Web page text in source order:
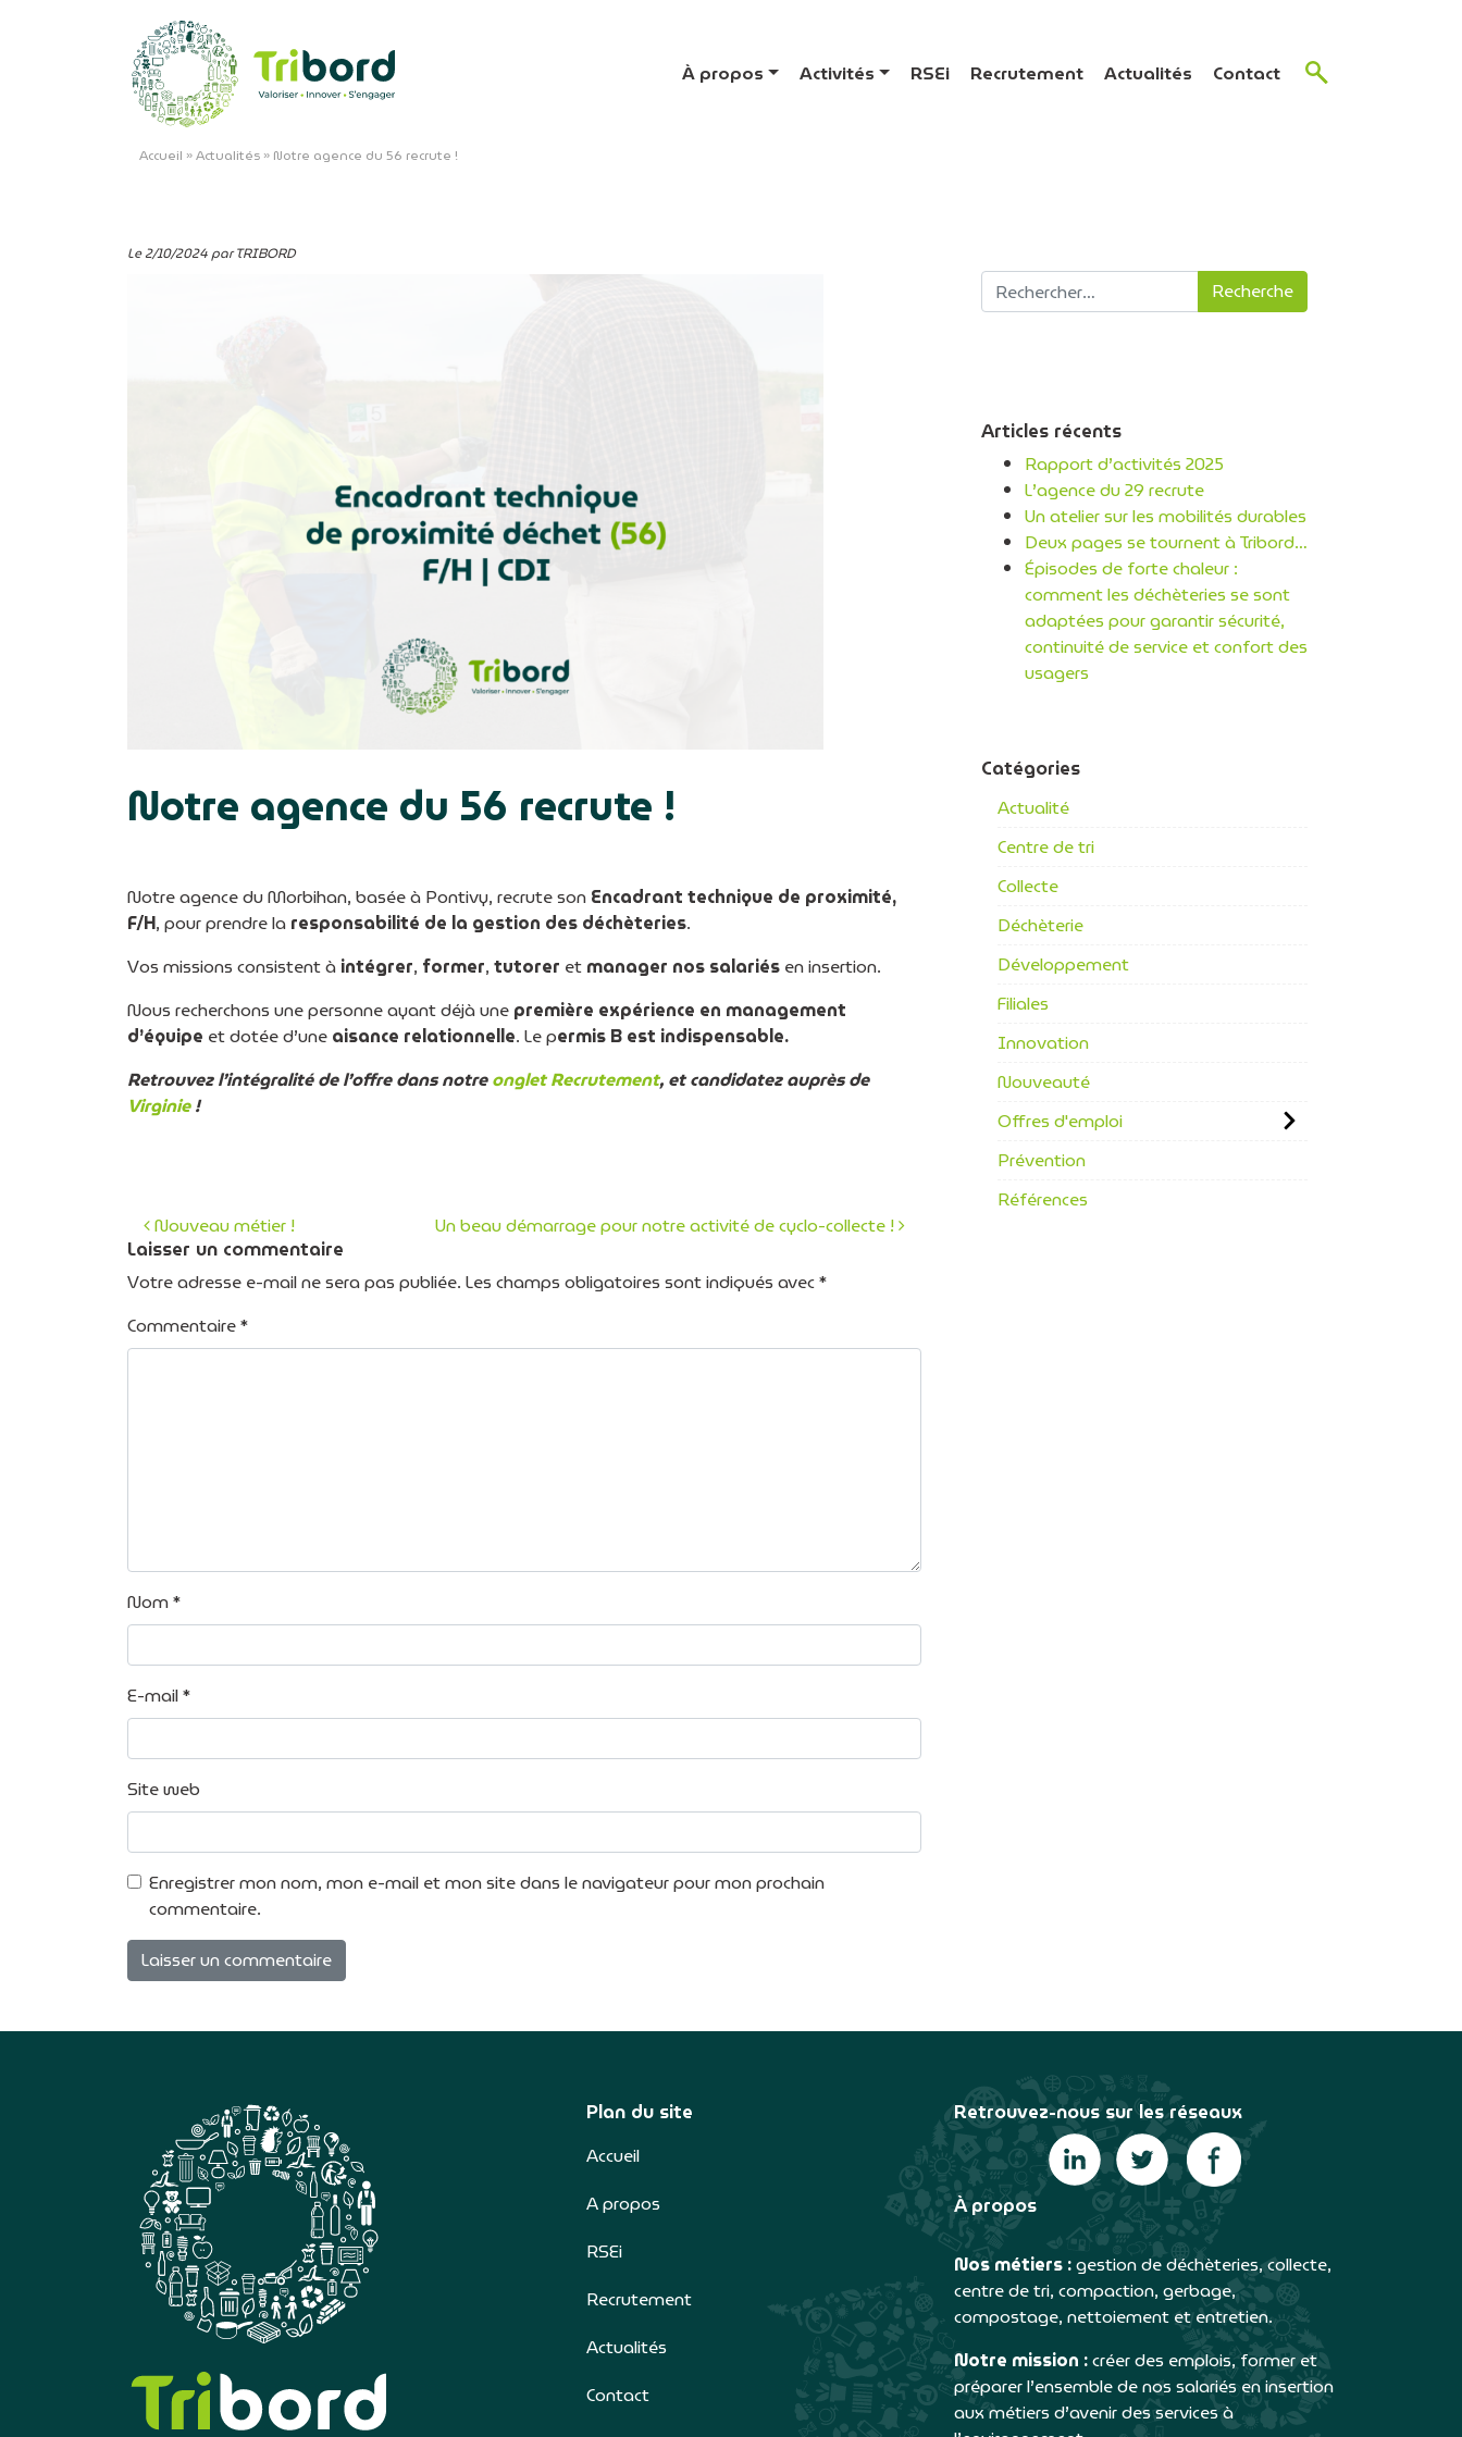
À propos Activités RSEi Recrutement Actualités Contact
Accueil »Actualités » Notre agence du 56 recrute !
Le 2/10/2024 par TRIBORD
Notre agence du 56 recrute !
Notre agence du Morbihan, basée à Pontivy, recrute son Encadrant technique de proximité,
F/H, pour prendre la responsabilité de la gestion des déchèteries.
Vos missions consistent à intégrer, former, tutorer et manager nos salariés en insertion.
Nous recherchons une personne ayant déjà une première expérience en management
d’équipe et dotée d’une aisance relationnelle. Le permis B est indispensable.
Retrouvez l’intégralité de l’offre dans notreonglet Recrutement, et candidatez auprès de
Virginie!
Navigation des articles
Nouveau métier ! Un beau démarrage pour notre activité de cyclo-collecte !
Laisser un commentaire
Votre adresse e-mail ne sera pas publiée. Les champs obligatoires sont indiqués avec*
Commentaire*
Nom*
E-mail*
Site web
Enregistrer mon nom, mon e-mail et mon site dans le navigateur pour mon prochain
commentaire.
Recherche pour :
Articles récents
Rapport d’activités 2025
L’agence du 29 recrute
Un atelier sur les mobilités durables
Deux pages se tournent à Tribord…
Épisodes de forte chaleur :
comment les déchèteries se sont
adaptées pour garantir sécurité,
continuité de service et confort des
usagers
Catégories
Actualité
Centre de tri
Collecte
Déchèterie
Développement
Filiales
Innovation
Nouveauté
Offres d'emploi
Prévention
Références
Plan du site
Accueil
A propos
RSEi
Recrutement
Actualités
Contact
Retrouvez-nous sur les réseaux
À propos
Nos métiers :gestion de déchèteries, collecte,
centre de tri, compaction, gerbage,
compostage, nettoiement et entretien.
Notre mission :créer des emplois, former et
préparer l’ensemble de nos salariés en insertion
aux métiers d’avenir des services à